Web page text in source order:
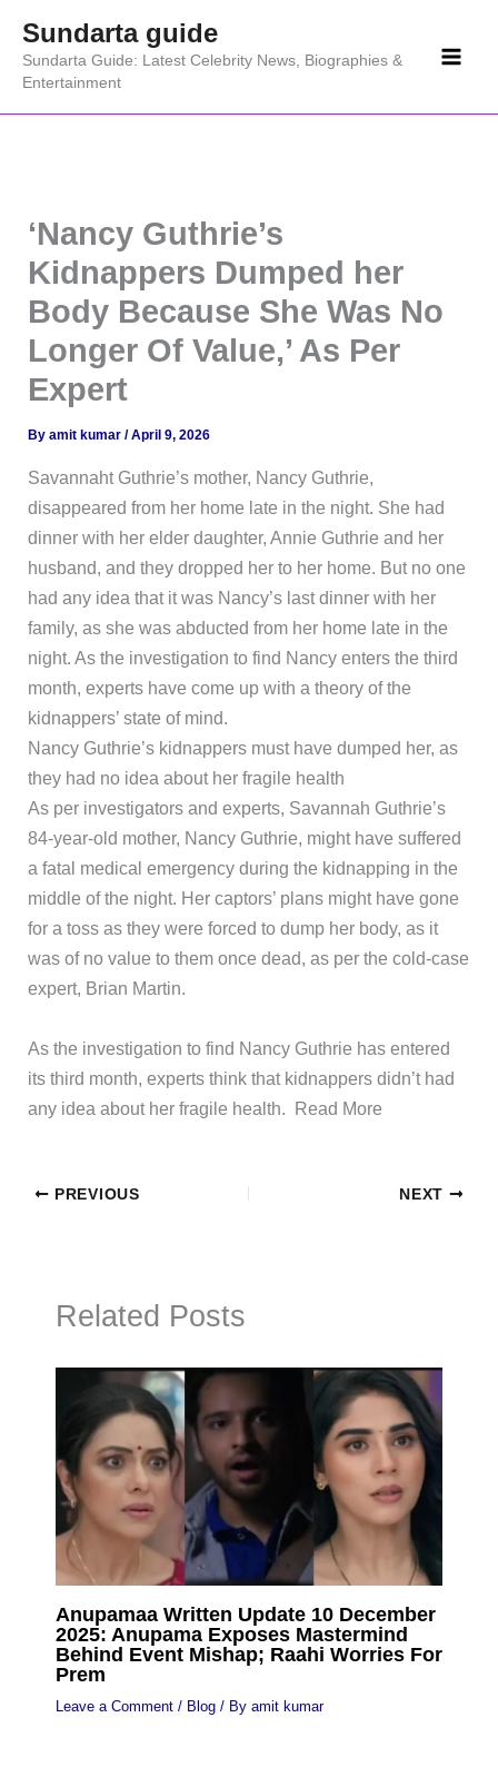
content
Sundarta guide
Sundarta Guide: Latest Celebrity News, Biographies &
Entertainment
‘Nancy Guthrie’s
Kidnappers Dumped her
Body Because She Was No
Longer Of Value,’ As Per
Expert
Byamit kumar/April 9, 2026
Savannaht Guthrie’s mother, Nancy Guthrie,
disappeared from her home late in the night. She had
dinner with her elder daughter, Annie Guthrie and her
husband, and they dropped her to her home. But no one
had any idea that it was Nancy’s last dinner with her
family, as she was abducted from her home late in the
night. As the investigation to find Nancy enters the third
month, experts have come up with a theory of the
kidnappers’ state of mind.
Nancy Guthrie’s kidnappers must have dumped her, as
they had no idea about her fragile health
As per investigators and experts, Savannah Guthrie’s
84-year-old mother, Nancy Guthrie, might have suffered
a fatal medical emergency during the kidnapping in the
middle of the night. Her captors’ plans might have gone
for a toss as they were forced to dump her body, as it
was of no value to them once dead, as per the cold-case
expert, Brian Martin.
​As the investigation to find Nancy Guthrie has entered
its third month, experts think that kidnappers didn’t had
any idea about her fragile health. ​Read More
PREVIOUS NEXT
Related Posts
Anupamaa Written Update 10 December
2025: Anupama Exposes Mastermind
Behind Event Mishap; Raahi Worries For
Prem
Leave a Comment / Blog/ By amit kumar